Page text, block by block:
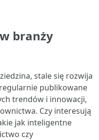
branży
stale się rozwija
regularnie publikowane
trendów i innowacji,
Czy interesują
jak inteligentne
czy